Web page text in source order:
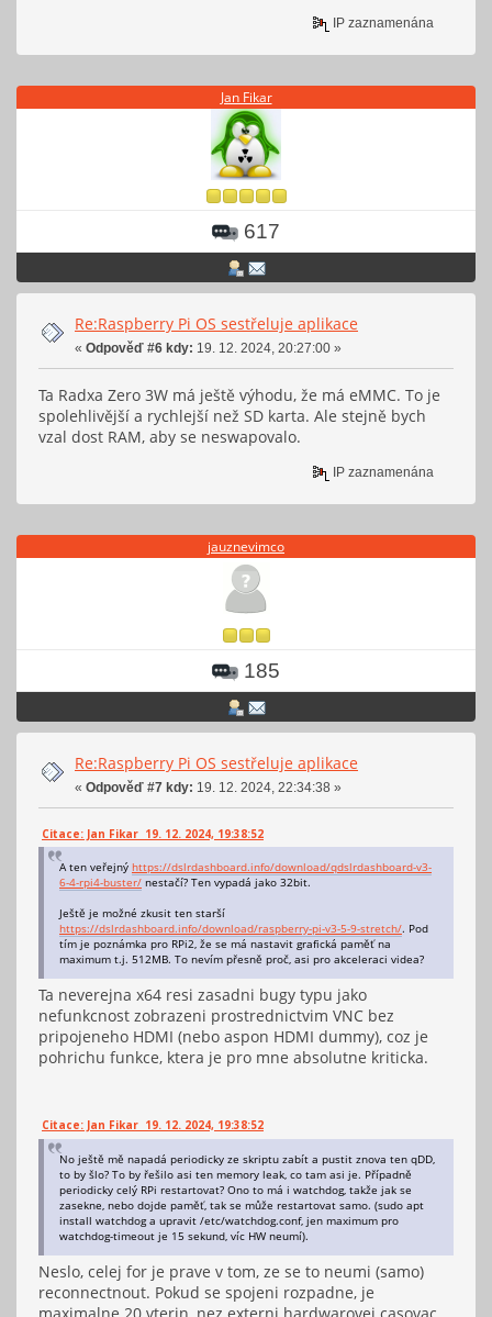
IP zaznamenána
Jan Fikar
617
Re:Raspberry Pi OS sestřeluje aplikace
« Odpověď #6 kdy: 19. 12. 2024, 20:27:00 »
Ta Radxa Zero 3W má ještě výhodu, že má eMMC. To je
spolehlivější a rychlejší než SD karta. Ale stejně bych
vzal dost RAM, aby se neswapovalo.
IP zaznamenána
jauznevimco
185
Re:Raspberry Pi OS sestřeluje aplikace
« Odpověď #7 kdy: 19. 12. 2024, 22:34:38 »
Citace: Jan Fikar 19. 12. 2024, 19:38:52
A ten veřejný https://dslrdashboard.info/download/qdslrdashboard-v3-
6-4-rpi4-buster/ nestačí? Ten vypadá jako 32bit.
Ještě je možné zkusit ten starší
https://dslrdashboard.info/download/raspberry-pi-v3-5-9-stretch/. Pod
tím je poznámka pro RPi2, že se má nastavit grafická paměť na
maximum t.j. 512MB. To nevím přesně proč, asi pro akceleraci videa?
Ta neverejna x64 resi zasadni bugy typu jako
nefunkcnost zobrazeni prostrednictvim VNC bez
pripojeneho HDMI (nebo aspon HDMI dummy), coz je
pohrichu funkce, ktera je pro mne absolutne kriticka.
Citace: Jan Fikar 19. 12. 2024, 19:38:52
No ještě mě napadá periodicky ze skriptu zabít a pustit znova ten qDD,
to by šlo? To by řešilo asi ten memory leak, co tam asi je. Případně
periodicky celý RPi restartovat? Ono to má i watchdog, takže jak se
zasekne, nebo dojde paměť, tak se může restartovat samo. (sudo apt
install watchdog a upravit /etc/watchdog.conf, jen maximum pro
watchdog-timeout je 15 sekund, víc HW neumí).
Neslo, celej for je prave v tom, ze se to neumi (samo)
reconnectnout. Pokud se spojeni rozpadne, je
maximalne 20 vterin, nez externi hardwarovej casovac